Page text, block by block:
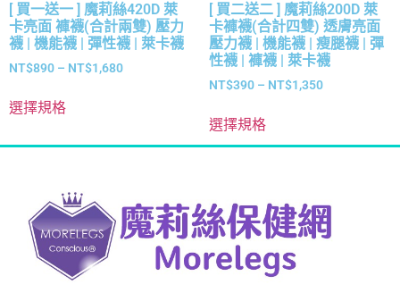
[ 買一送一 ] 魔莉絲420D 萊
卡亮面 褲襪(合計兩雙) 壓力
襪 | 機能襪 | 彈性襪 | 萊卡襪
NT$890 – NT$1,680
選擇規格
[ 買二送二 ] 魔莉絲200D 萊
卡褲襪(合計四雙) 透膚亮面
壓力襪 | 機能襪 | 瘦腿襪 | 彈
性襪 | 褲襪 | 萊卡襪
NT$390 – NT$1,350
選擇規格